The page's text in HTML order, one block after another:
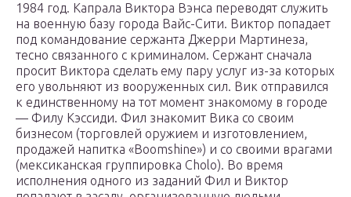
1984 год. Капрала Виктора Вэнса переводят служить
на военную базу города Вайс-Сити. Виктор попадает
под командование сержанта Джерри Мартинеза,
тесно связанного с криминалом. Сержант сначала
просит Виктора сделать ему пару услуг из-за которых
его увольняют из вооруженных сил. Вик отправился
к единственному на тот момент знакомому в городе
— Филу Кэссиди. Фил знакомит Вика со своим
бизнесом (торговлей оружием и изготовлением,
продажей напитка «Boomshine») и со своими врагами
(мексиканская группировка Сholo). Во время
исполнения одного из заданий Фил и Виктор